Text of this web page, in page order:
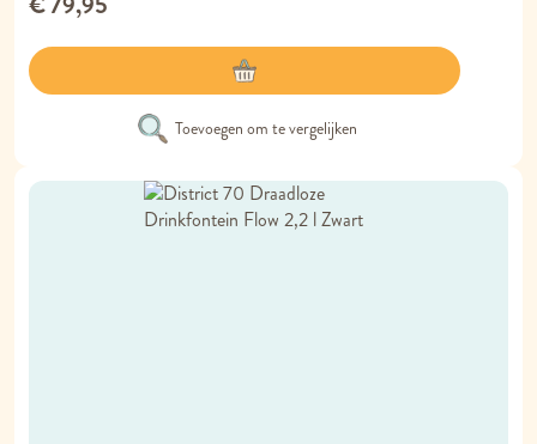
Toevoegen om te vergelijken